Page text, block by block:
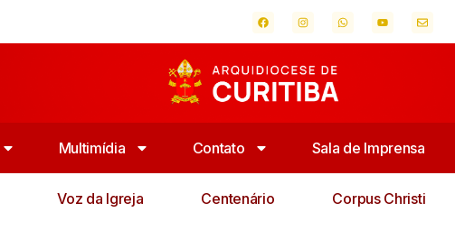
Multimídia Contato Sala de Imprensa
Voz da Igreja Centenário Corpus Christi